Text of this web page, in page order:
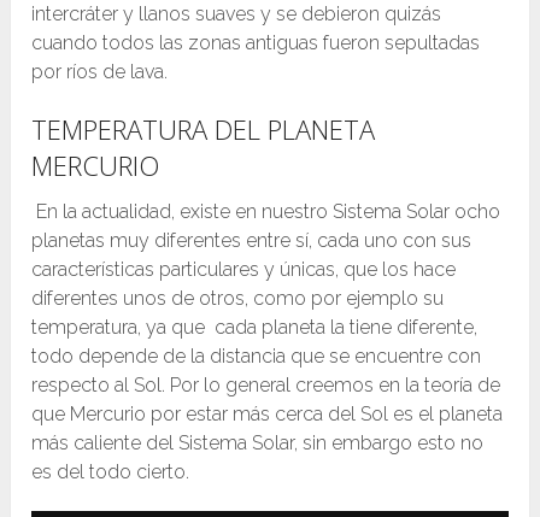
intercráter y llanos suaves y se debieron quizás
cuando todos las zonas antiguas fueron sepultadas
por ríos de lava.
TEMPERATURA DEL PLANETA
MERCURIO
En la actualidad, existe en nuestro Sistema Solar ocho
planetas muy diferentes entre sí, cada uno con sus
características particulares y únicas, que los hace
diferentes unos de otros, como por ejemplo su
temperatura, ya que cada planeta la tiene diferente,
todo depende de la distancia que se encuentre con
respecto al Sol. Por lo general creemos en la teoría de
que Mercurio por estar más cerca del Sol es el planeta
más caliente del Sistema Solar, sin embargo esto no
es del todo cierto.